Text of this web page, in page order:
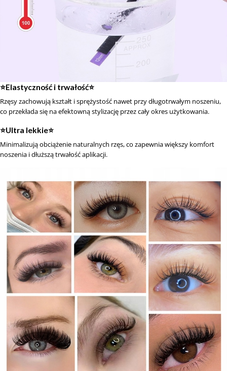
⭐️Elastyczność i trwałość⭐️
Rzęsy zachowują kształt i sprężystość nawet przy długotrwałym noszeniu,
co przekłada się na efektowną stylizację przez cały okres użytkowania.
⭐️Ultra lekkie⭐️
Minimalizują obciążenie naturalnych rzęs, co zapewnia większy komfort
noszenia i dłuższą trwałość aplikacji.